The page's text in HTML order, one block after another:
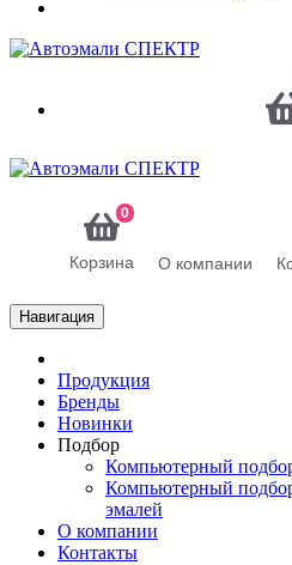
0
Корзина О компании
Навигация
Продукция
Бренды
Новинки
Подбор
Компьютерный
Компьютерный
эмалей
О компании
Контакты